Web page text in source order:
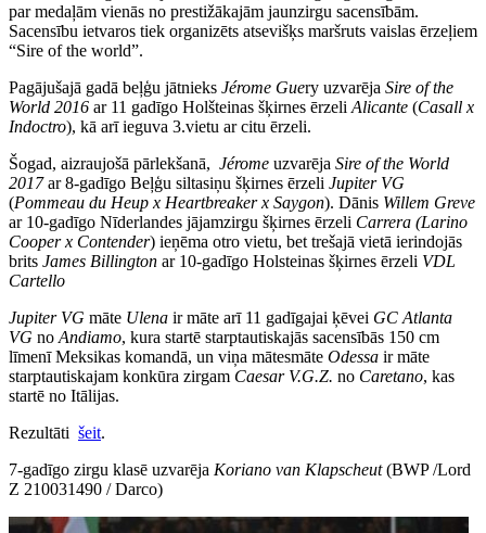
par medaļām vienās no prestižākajām jaunzirgu sacensībām.
Sacensību ietvaros tiek organizēts atsevišķs maršruts vaislas ērzeļiem
“Sire of the world”.
Pagājušajā gadā beļģu jātnieks Jérome Guery uzvarēja Sire of the
World 2016 ar 11 gadīgo Holšteinas šķirnes ērzeli Alicante (Casall x
Indoctro), kā arī ieguva 3.vietu ar citu ērzeli.
Šogad, aizraujošā pārlekšanā, Jérome uzvarēja Sire of the World
2017ar 8-gadīgo Beļģu siltasiņu šķirnes ērzeli Jupiter VG
(Pommeau du Heup x Heartbreaker x Saygon). Dānis Willem Greve
ar 10-gadīgo Nīderlandes jājamzirgu šķirnes ērzeli Carrera (Larino
Cooper x Contender) ieņēma otro vietu, bet trešajā vietā ierindojās
brits James Billington ar 10-gadīgo Holsteinas šķirnes ērzeli VDL
Cartello
Jupiter VG māte Ulena ir māte arī 11 gadīgajai ķēvei GC Atlanta
VG no Andiamo, kura startē starptautiskajās sacensībās 150 cm
līmenī Meksikas komandā, un viņa mātesmāte Odessa ir māte
starptautiskajam konkūra zirgam Caesar V.G.Z. no Caretano, kas
startē no Itālijas.
Rezultāti šeit.
7-gadīgo zirgu klasē uzvarēja Koriano van Klapscheut(BWP /Lord
Z 210031490 / Darco)